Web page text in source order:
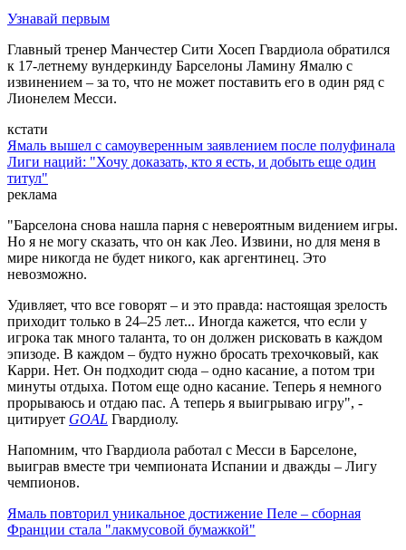
Узнавай первым
Главный тренер Манчестер Сити Хосеп Гвардиола обратился
к 17-летнему вундеркинду Барселоны Ламину Ямалю с
извинением – за то, что не может поставить его в один ряд с
Лионелем Месси.
кстати
Ямаль вышел с самоуверенным заявлением после полуфинала
Лиги наций: "Хочу доказать, кто я есть, и добыть еще один
титул"
реклама
"Барселона снова нашла парня с невероятным видением игры.
Но я не могу сказать, что он как Лео. Извини, но для меня в
мире никогда не будет никого, как аргентинец. Это
невозможно.
Удивляет, что все говорят – и это правда: настоящая зрелость
приходит только в 24–25 лет... Иногда кажется, что если у
игрока так много таланта, то он должен рисковать в каждом
эпизоде. В каждом – будто нужно бросать трехочковый, как
Карри. Нет. Он подходит сюда – одно касание, а потом три
минуты отдыха. Потом еще одно касание. Теперь я немного
прорываюсь и отдаю пас. А теперь я выигрываю игру", -
цитирует GOAL Гвардиолу.
Напомним, что Гвардиола работал с Месси в Барселоне,
выиграв вместе три чемпионата Испании и дважды – Лигу
чемпионов.
Ямаль повторил уникальное достижение Пеле – сборная
Франции стала "лакмусовой бумажкой"